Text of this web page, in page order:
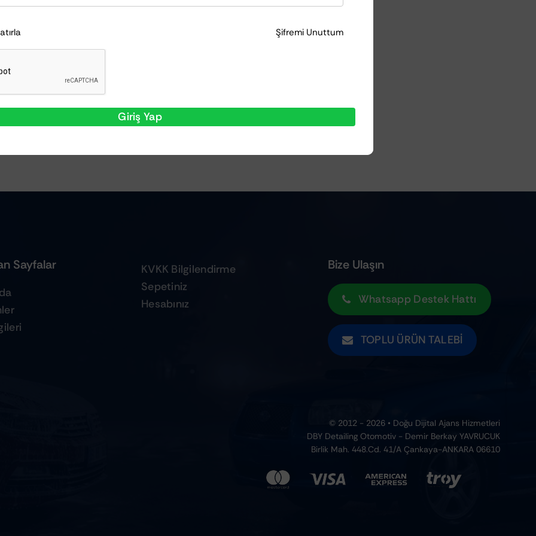
Sayfalar
KVKK Bilgilendirme
Sepetiniz
Hesabınız
Bize Ulaşın
Whatsapp Destek Hattı
TOPLU ÜRÜN TALEBI
© 2012 - 2026 • Doğu Dijital Ajans Hizmetleri
DBY Detailing Otomotiv - Demir Berkay YAVRUCUK
Birlik Mah. 448.Cd. 41/A Çankaya-ANKARA 06610
Şifremi Unuttum
Giriş Yap